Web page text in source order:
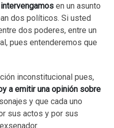
en un asunto
dos políticos. Si usted
dos poderes, entre un
pues entenderemos que
inconstitucional pues,
a emitir una opinión sobre
y que cada uno
sus actos y por sus